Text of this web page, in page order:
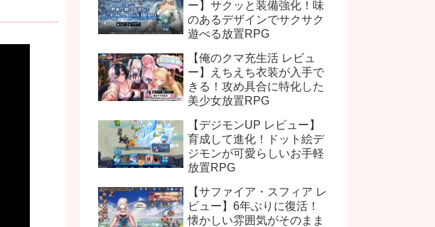
ー】サクッと装備強化！味
のあるデザインでサクサク
遊べる放置RPG
【俺のクマ充生活 レビュ
ー】えちえち衣装が入手で
きる！攻め具合に特化した
美少女放置RPG
【デジモンUP レビュー】
育成して進化！ドット絵デ
ジモンが可愛らしいお手軽
放置RPG
【サファイア・スフィア レ
ビュー】6年ぶりに復活！
懐かしい雰囲気がそのまま